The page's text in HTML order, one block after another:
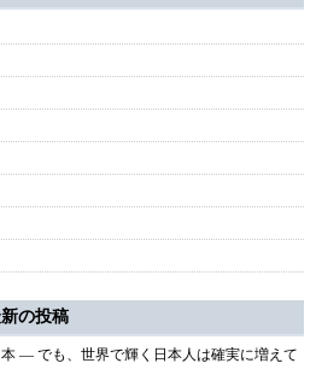
の投稿
― でも、世界で輝く日本人は確実に増えて